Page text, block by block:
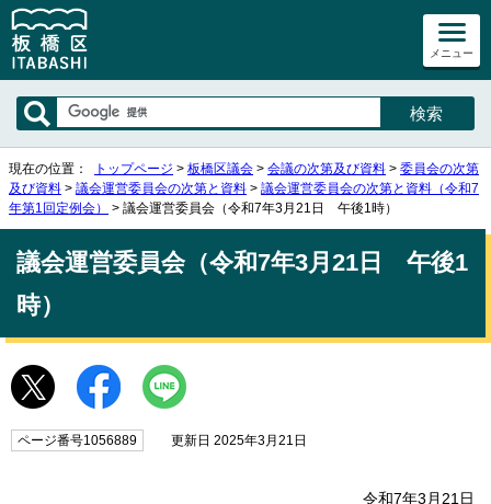
メニュー
現在の位置： トップページ > 板橋区議会 > 会議の次第及び資料 > 委員会の次第
及び資料 > 議会運営委員会の次第と資料 > 議会運営委員会の次第と資料（令和7
年第1回定例会）
> 議会運営委員会（令和7年3月21日 午後1時）
議会運営委員会（令和7年3月21日 午後1
時）
ページ番号1056889 更新日 2025年3月21日
令和7年3月21日